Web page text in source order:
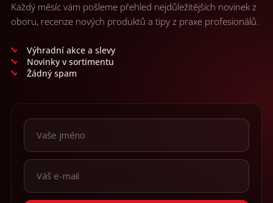
Každý měsíc vám pošleme přehled nejdůležitějších novinek z
oboru, recenze nových produktů a tipy z praxe profesionálů.
Výhradní akce a slevy
Novinky v sortimentu
Žádný spam